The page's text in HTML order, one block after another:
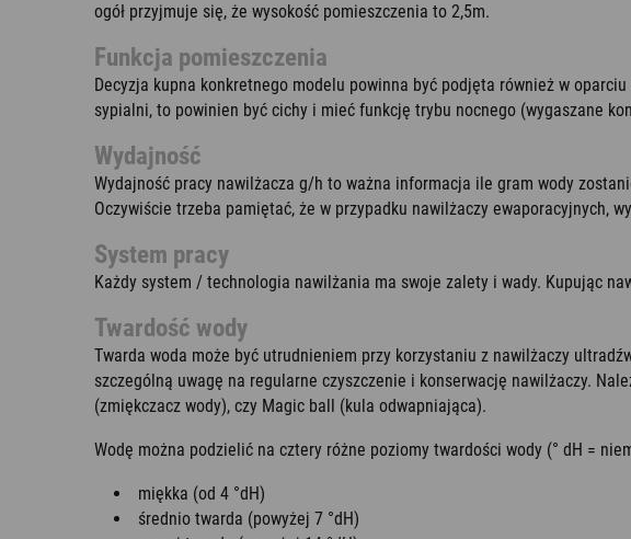
ogół przyjmuje się, że wysokość pomieszczenia to 2,5m.
Funkcja pomieszczenia
Decyzja kupna konkretnego modelu powinna być podjęta również w
sypialni, to powinien być cichy i mieć funkcję trybu nocnego (wygaszane
Wydajność
Wydajność pracy nawilżacza g/h to ważna informacja ile gram wody
Oczywiście trzeba pamiętać, że w przypadku nawilżaczy ewaporacyjnych,
System pracy
Każdy system / technologia nawilżania ma swoje zalety i wady. Kupując
Twardość wody
Twarda woda może być utrudnieniem przy korzystaniu z nawilżaczy
szczególną uwagę na regularne czyszczenie i konserwację nawilżaczy.
(zmiękczacz wody), czy Magic ball (kula odwapniająca).
Wodę można podzielić na cztery różne poziomy twardości wody (° dH =
miękka (od 4 °dH)
średnio twarda (powyżej 7 °dH)